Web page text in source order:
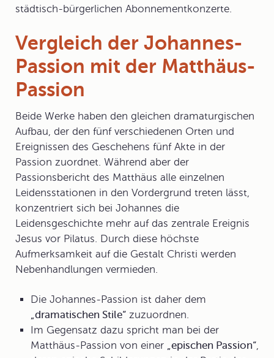
städtisch-bürgerlichen Abonnementkonzerte.
Vergleich der Johannes-
Passion mit der Matthäus-
Passion
Beide Werke haben den gleichen dramaturgischen
Aufbau, der den fünf verschiedenen Orten und
Ereignissen des Geschehens fünf Akte in der
Passion zuordnet. Während aber der
Passionsbericht des Matthäus alle einzelnen
Leidensstationen in den Vordergrund treten lässt,
konzentriert sich bei Johannes die
Leidensgeschichte mehr auf das zentrale Ereignis
Jesus vor Pilatus. Durch diese höchste
Aufmerksamkeit auf die Gestalt Christi werden
Nebenhandlungen vermieden.
Die Johannes-Passion ist daher dem
„dramatischen Stile“ zuzuordnen.
Im Gegensatz dazu spricht man bei der
Matthäus-Passion von einer „epischen Passion“,